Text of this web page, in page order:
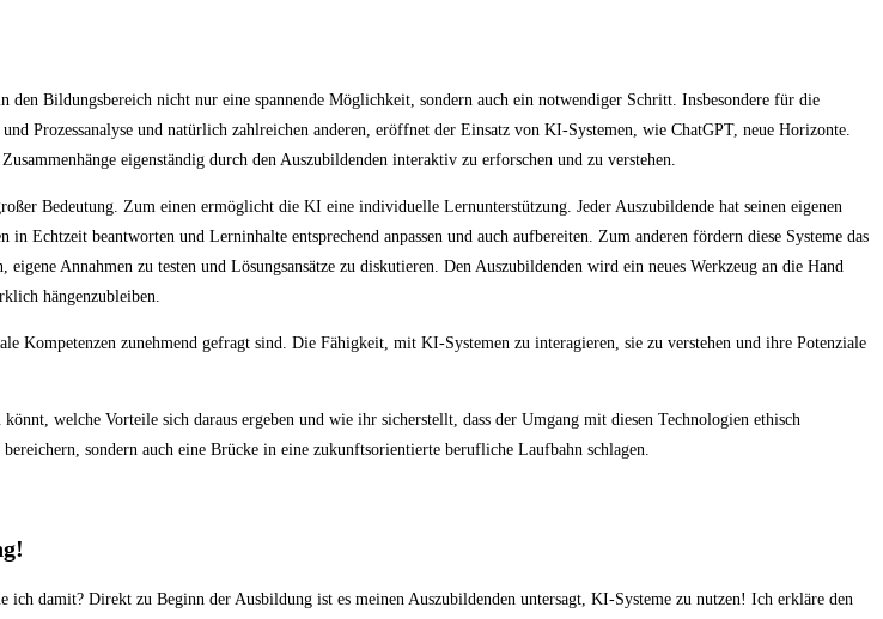
Bildungsbereich nicht nur eine spannende Möglichkeit, sondern auch ein notwendiger Schritt. Insbesondere für die
Prozessanalyse und natürlich zahlreichen anderen, eröffnet der Einsatz von KI-Systemen, wie ChatGPT, neue Horizonte.
eigenständig durch den Auszubildenden interaktiv zu erforschen und zu verstehen.
Bedeutung. Zum einen ermöglicht die KI eine individuelle Lernunterstützung. Jeder Auszubildende hat seinen eigenen
Echtzeit beantworten und Lerninhalte entsprechend anpassen und auch aufbereiten. Zum anderen fördern diese Systeme das
Annahmen zu testen und Lösungsansätze zu diskutieren. Den Auszubildenden wird ein neues Werkzeug an die Hand
hängenzubleiben.
zunehmend gefragt sind. Die Fähigkeit, mit KI-Systemen zu interagieren, sie zu verstehen und ihre Potenziale
welche Vorteile sich daraus ergeben und wie ihr sicherstellt, dass der Umgang mit diesen Technologien ethisch
sondern auch eine Brücke in eine zukunftsorientierte berufliche Laufbahn schlagen.
damit? Direkt zu Beginn der Ausbildung ist es meinen Auszubildenden untersagt, KI-Systeme zu nutzen! Ich erkläre den